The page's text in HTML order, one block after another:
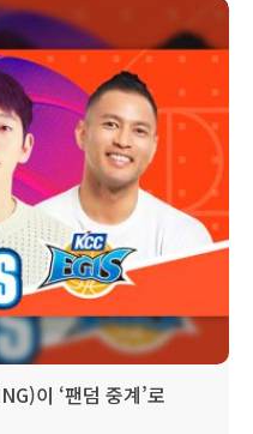
이 ‘팬덤 중계’로